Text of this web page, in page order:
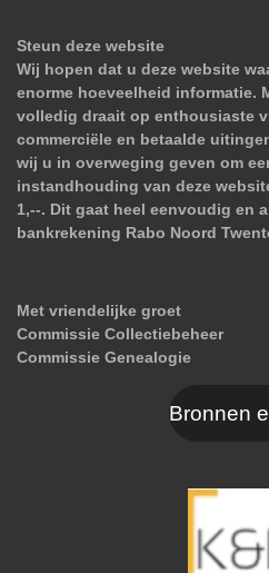
Steun deze website
Wij hopen dat u deze website
enorme hoeveelheid informatie.
volledig draait op enthousiaste
commerciële en betaalde
wij u in overweging geven om
instandhouding van deze
1,--. Dit gaat heel eenvoudig en
bankrekening Rabo Noord
Met vriendelijke groet
Commissie Collectiebeheer
Commissie Genealogie
Bronnen